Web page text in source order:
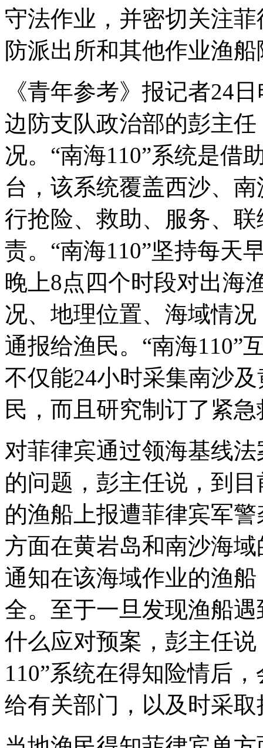
守法作业，并密切关注
防派出所和其他作业渔
《青年参考》报记者24
边防支队政治部的彭主
况。“南海110”系统是借
台，该系统覆盖西沙、
行抢险、救助、服务、
责。“南海110”坚持每天
晚上8点四个时段对出海
况、地理位置、海域情
通报给渔民。“南海110”
不仅能24小时采集南沙
民，而且研究制订了紧
对菲律宾通过领海基线
的问题，彭主任说，到
的渔船上报遭菲律宾军
方面在黄岩岛和南沙海
通知在该海域作业的渔
全。至于一旦发现渔船
什么应对预案，彭主任
110”系统在得知险情后
给有关部门，以及时采